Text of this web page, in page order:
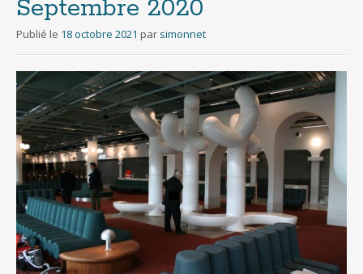
Septembre 2020
Publié le 18 octobre 2021 par simonnet